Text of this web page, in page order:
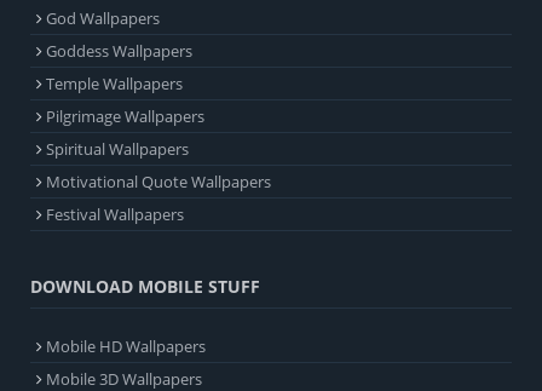
God Wallpapers
Goddess Wallpapers
Temple Wallpapers
Pilgrimage Wallpapers
Spiritual Wallpapers
Motivational Quote Wallpapers
Festival Wallpapers
DOWNLOAD MOBILE STUFF
Mobile HD Wallpapers
Mobile 3D Wallpapers